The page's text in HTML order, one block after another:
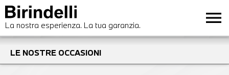
La nostra esperienza. La tua garanzia. menu
LE NOSTRE OCCASIONI